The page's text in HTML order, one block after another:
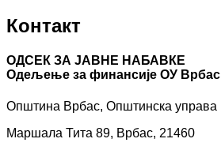
Контакт
ОДСЕК ЗА ЈАВНЕ НАБАВКЕ
Oдељење за финансије ОУ Врбас
Општина Врбас, Општинска управа
Маршала Тита 89, Врбас, 21460